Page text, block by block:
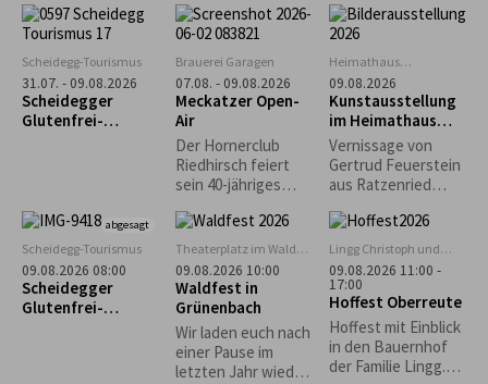
Schmalzbrote
Hindernis, Mythos
und Realität. Die
Ausstellung „Weil er
da ist…“
versammelt diese
Auseinandersetzun
g in Positionen von
zehn
zeitgenössischen
Künstlerinnen und
Künstlern, die den
Berg als äußere
Realität ebenso
befragen wie als
inneres und
gesellschaftliches
Bild.
Safari ein. In allen
Museen gibt es in
diesem Zeitraum
ein tierisches
Rätsel zu lösen, bei
dem detektivischer
Spürsinn gefragt
ist. Bei der
Museumssafari
begleitet euch ein
buntes Rätselheft,
das ihr kostenlos an
den
Museumskassen
erhaltet. Wer
mindestens drei
Museen besucht
und die Rätsel löst
kann an einer
Scheidegg-Tourismus
31.07. - 09.08.2026
Scheidegger
Glutenfrei-
Brauerei Garagen
07.08. - 09.08.2026
Meckatzer Open-
Air
Der Hornerclub
Riedhirsch feiert
sein 40-jähriges
Meckatzer Garagen.
Freut euch auf ein
abwechslungsreich
es Programm mit
Musik, guter
Stimmung und
reichhaltiger
Verpflegung.
Heimathaus
Zwirkenberg
09.08.2026
Kunstausstellung
im Heimathaus
Gestratz-
Zwirkenberg
Vernissage von
Gertrud Feuerstein
aus Ratzenried
Situationen aus
dem Leben)
abgesagt
Scheidegg-Tourismus
09.08.2026 08:00
Scheidegger
Glutenfrei-
Theaterplatz im Wald
bei Grünenbach
09.08.2026 10:00
Waldfest in
Grünenbach
Wir laden euch nach
einer Pause im
letzten Jahr wieder
Lingg Christoph und
Katrin
09.08.2026 11:00 -
17:00
Hoffest Oberreute
Hoffest mit Einblick
in den Bauernhof
der Familie Lingg.